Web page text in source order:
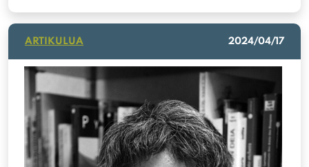
ARTIKULUA 2024/04/17